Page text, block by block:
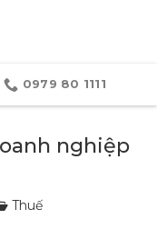
0979 80 1111
nghiệp
Thuế